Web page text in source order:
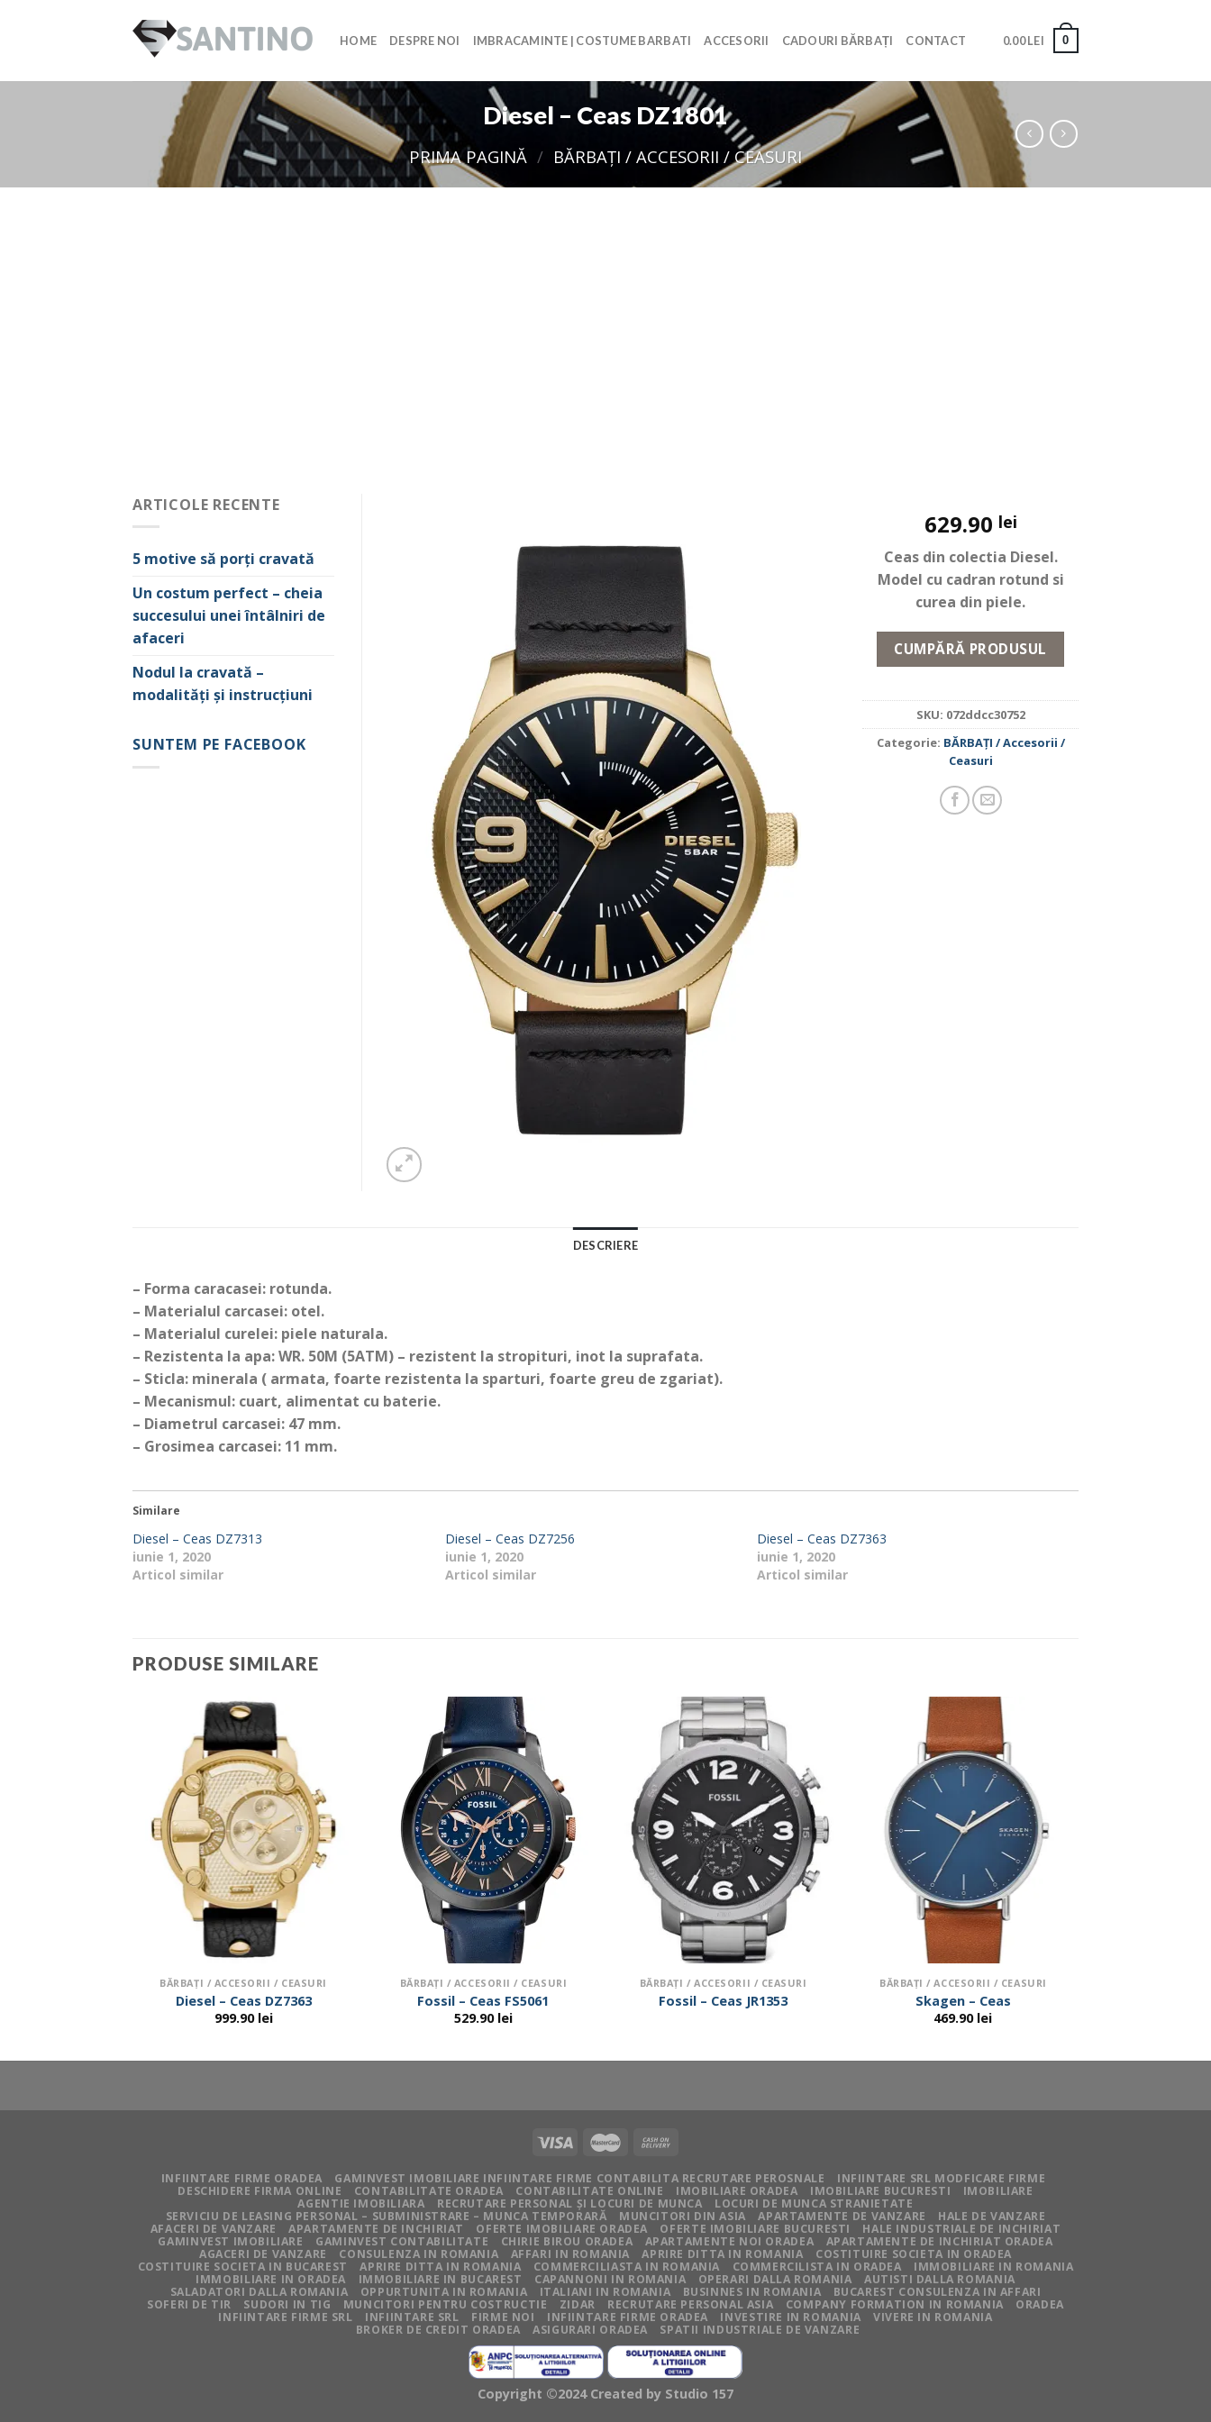
HOME DESPRE NOI IMBRACAMINTE | COSTUME BARBATI ACCESORII CADOURI BĂRBAȚI CONTACT 0.00LEI 0
Diesel – Ceas DZ1801
PRIMA PAGINĂ / BĂRBAŢI / ACCESORII / CEASURI
629.90 lei
Ceas din colectia Diesel.
Model cu cadran rotund si
curea din piele.
CUMPĂRĂ PRODUSUL
SKU: 072ddcc30752
Categorie: BĂRBAŢI / Accesorii /
Ceasuri
ARTICOLE RECENTE
5 motive să porți cravată
Un costum perfect – cheia
succesului unei întâlniri de
afaceri
Nodul la cravată –
modalități și instrucțiuni
SUNTEM PE FACEBOOK
DESCRIERE
– Forma caracasei: rotunda.
– Materialul carcasei: otel.
– Materialul curelei: piele naturala.
– Rezistenta la apa: WR. 50M (5ATM) – rezistent la stropituri, inot la suprafata.
– Sticla: minerala ( armata, foarte rezistenta la sparturi, foarte greu de zgariat).
– Mecanismul: cuart, alimentat cu baterie.
– Diametrul carcasei: 47 mm.
– Grosimea carcasei: 11 mm.
Similare
Diesel – Ceas DZ7313
iunie 1, 2020
Articol similar
Diesel – Ceas DZ7256
iunie 1, 2020
Articol similar
Diesel – Ceas DZ7363
iunie 1, 2020
Articol similar
PRODUSE SIMILARE
BĂRBAŢI / ACCESORII / CEASURI
Diesel – Ceas DZ7363
999.90 lei
BĂRBAŢI / ACCESORII / CEASURI
Fossil – Ceas FS5061
529.90 lei
BĂRBAŢI / ACCESORII / CEASURI
Fossil – Ceas JR1353
BĂRBAŢI / ACCESORII / CEASURI
Skagen – Ceas
469.90 lei
INFIINTARE FIRME ORADEA GAMINVEST IMOBILIARE INFIINTARE FIRME CONTABILITA RECRUTARE PEROSNALE
INFIINTARE SRL MODFICARE FIRME
DESCHIDERE FIRMA ONLINE
CONTABILITATE ORADEA CONTABILITATE ONLINE IMOBILIARE ORADEA IMOBILIARE BUCURESTI
IMOBILIARE
AGENTIE IMOBILIARA
RECRUTARE PERSONAL ȘI LOCURI DE MUNCA
LOCURI DE MUNCA STRANIETATE
SERVICIU DE LEASING PERSONAL – SUBMINISTRARE – MUNCA TEMPORARĂ
MUNCITORI DIN ASIA APARTAMENTE DE VANZARE
HALE DE VANZARE
AFACERI DE VANZARE
APARTAMENTE DE INCHIRIAT OFERTE IMOBILIARE ORADEA OFERTE IMOBILIARE BUCURESTI
HALE INDUSTRIALE DE INCHIRIAT
GAMINVEST IMOBILIARE
GAMINVEST CONTABILITATE CHIRIE BIROU ORADEA APARTAMENTE NOI ORADEA
APARTAMENTE DE INCHIRIAT ORADEA
AGACERI DE VANZARE
CONSULENZA IN ROMANIA AFFARI IN ROMANIA APRIRE DITTA IN ROMANIA
COSTITUIRE SOCIETA IN ORADEA
COSTITUIRE SOCIETA IN BUCAREST
APRIRE DITTA IN ROMANIA COMMERCILIASTA IN ROMANIA COMMERCILISTA IN ORADEA
IMMOBILIARE IN ROMANIA
IMMOBILIARE IN ORADEA
IMMOBILIARE IN BUCAREST CAPANNONI IN ROMANIA OPERARI DALLA ROMANIA
AUTISTI DALLA ROMANIA
SALADATORI DALLA ROMANIA
OPPURTUNITA IN ROMANIA ITALIANI IN ROMANIA BUSINNES IN ROMANIA
BUCAREST CONSULENZA IN AFFARI
SOFERI DE TIR
SUDORI IN TIG MUNCITORI PENTRU COSTRUCTIE ZIDAR RECRUTARE PERSONAL ASIA COMPANY FORMATION IN ROMANIA
ORADEA
INFIINTARE FIRME SRL
INFIINTARE SRL FIRME NOI INFIINTARE FIRME ORADEA INVESTIRE IN ROMANIA
VIVERE IN ROMANIA
BROKER DE CREDIT ORADEA
ASIGURARI ORADEA SPATII INDUSTRIALE DE VANZARE
Copyright ©2024 Created by Studio 157